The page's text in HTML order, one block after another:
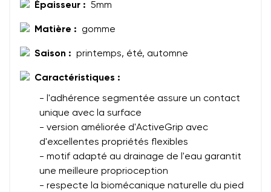
Épaisseur : 5mm
Matière : gomme
Saison : printemps, été, automne
Caractéristiques :
- l'adhérence segmentée assure un contact
unique avec la surface
- version améliorée d'ActiveGrip avec
d'excellentes propriétés flexibles
- motif adapté au drainage de l'eau garantit
une meilleure proprioception
- respecte la biomécanique naturelle du pied